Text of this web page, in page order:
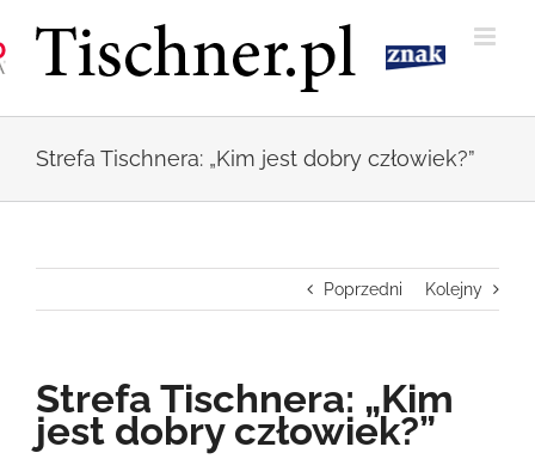
zawartości
Strefa Tischnera: „Kim jest dobry człowiek?”
Poprzedni Kolejny
Strefa Tischnera: „Kim
jest dobry człowiek?”